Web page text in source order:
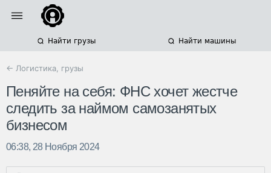
Найти грузы Найти машины
← Логистика, грузы
Пеняйте на себя: ФНС хочет жестче
следить за наймом самозанятых
бизнесом
06:38, 28 Ноября 2024